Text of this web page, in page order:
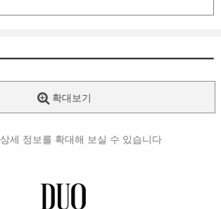
확대보기
상세 정보를 확대해 보실 수 있습니다